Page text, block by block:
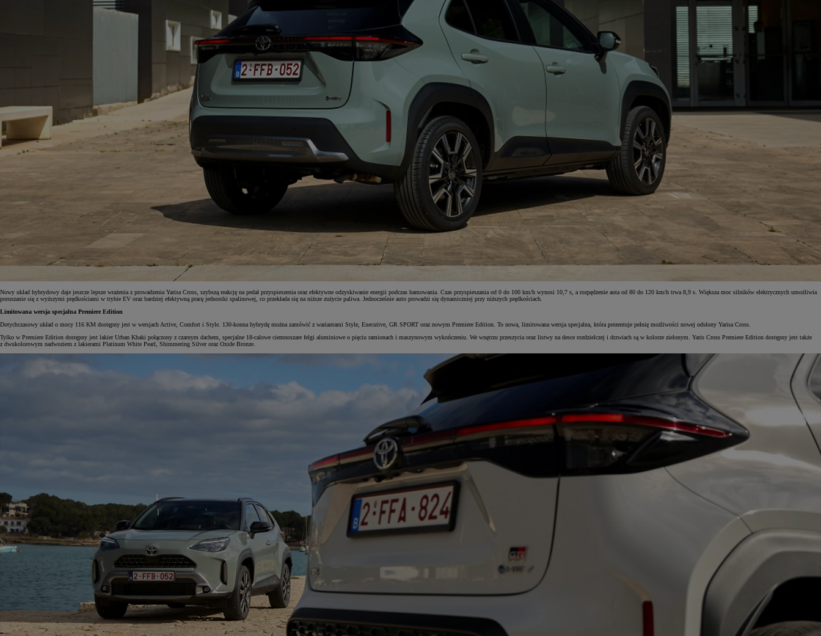
Nowy układ hybrydowy daje jeszcze lepsze wrażenia z prowadzenia Yarisa Cross, szybszą reakcję na pedał przyspieszenia oraz efektywne odzyskiwanie energii podczas hamowania. Czas przyspieszania od 0 do 100 km/h wynosi 10,7 s, a rozpędzenie auta od 80 do 120 km/h trwa 8,9 s. Większa moc silników elektrycznych umożliwia
poruszanie się z wyższymi prędkościami w trybie EV oraz bardziej efektywną pracę jednostki spalinowej, co przekłada się na niższe zużycie paliwa. Jednocześnie auto prowadzi się dynamiczniej przy niższych prędkościach.
Limitowana wersja specjalna Premiere Edition
Dotychczasowy układ o mocy 116 KM dostępny jest w wersjach Active, Comfort i Style. 130-konna hybrydę można zamówić z wariantami Style, Executive, GR SPORT oraz nowym Premiere Edition. To nowa, limitowana wersja specjalna, która prezentuje pełnię możliwości nowej odsłony Yarisa Cross.
Tylko w Premiere Edition dostępny jest lakier Urban Khaki połączony z czarnym dachem, specjalne 18-calowe ciemnoszare felgi aluminiowe o pięciu ramionach i maszynowym wykończeniu. We wnętrzu przeszycia oraz listwy na desce rozdzielczej i drzwiach są w kolorze zielonym. Yaris Cross Premiere Edition dostępny jest także
z dwukolorowym nadwoziem z lakierami Platinum White Pearl, Shimmering Silver oraz Oxide Bronze.